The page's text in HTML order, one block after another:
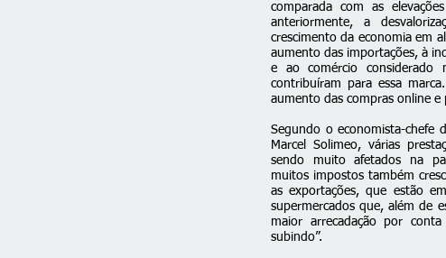
comparada com as
anteriormente, a
crescimento da economia em
aumento das importações, à
e ao comércio considerado
contribuíram para essa
aumento das compras online e
Segundo o economista-chefe
Marcel Solimeo, várias
sendo muito afetados na
muitos impostos também
as exportações, que estão
supermercados que, além de
maior arrecadação por
subindo”.